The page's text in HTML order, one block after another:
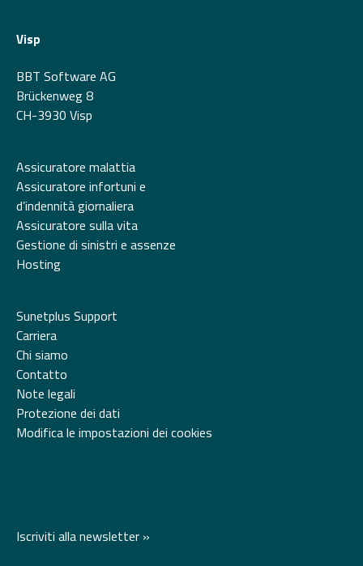
Visp
BBT Software AG
Brückenweg 8
CH-3930 Visp
Assicuratore malattia
Assicuratore infortuni e
d’indennità giornaliera
Assicuratore sulla vita
Gestione di sinistri e assenze
Hosting
Sunetplus Support
Carriera
Chi siamo
Contatto
Note legali
Protezione dei dati
Modifica le impostazioni dei cookies
Iscriviti alla newsletter »